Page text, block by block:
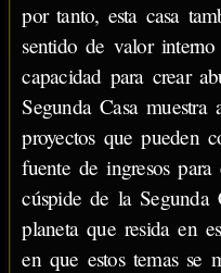
por tanto, esta casa
sentido de valor
capacidad para crear
Segunda Casa muestra
proyectos que pueden
fuente de ingresos
cúspide de la Segunda
planeta que resida en
en que estos temas se